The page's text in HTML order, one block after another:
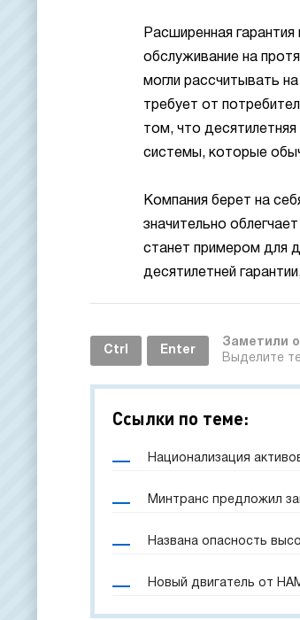
Расширенная
обслуживание на
могли рассчитывать
требует от
том, что
системы, которые
Компания берет на
значительно
станет примером для
десятилетней
Ctrl Enter
Заметили
Выделите
Ссылки по теме:
Национализация
Минтранс предложил
Названа опасность
Новый двигатель от